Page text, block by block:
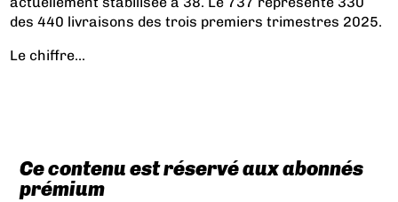
des 440 livraisons des trois premiers trimestres 2025.
Le chiffre...
Ce contenu est réservé aux abonnés
prémium